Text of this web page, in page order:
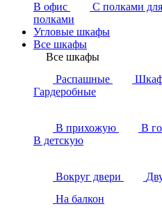
В офис
С полками
полками
Угловые шкафы
Все шкафы
Все шкафы
Распашные
Гардеробные
В прихожую В
В детскую
Вокруг двери
На балкон